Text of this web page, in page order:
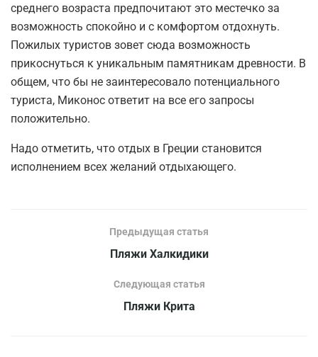
среднего возраста предпочитают это местечко за
возможность спокойно и с комфортом отдохнуть.
Пожилых туристов зовет сюда возможность
прикоснуться к уникальным памятникам древности. В
общем, что бы не заинтересовало потенциального
туриста, Миконос ответит на все его запросы
положительно.
Надо отметить, что отдых в Греции становится
исполнением всех желаний отдыхающего.
Предыдущая статья
Пляжи Халкидики
Следующая статья
Пляжи Крита